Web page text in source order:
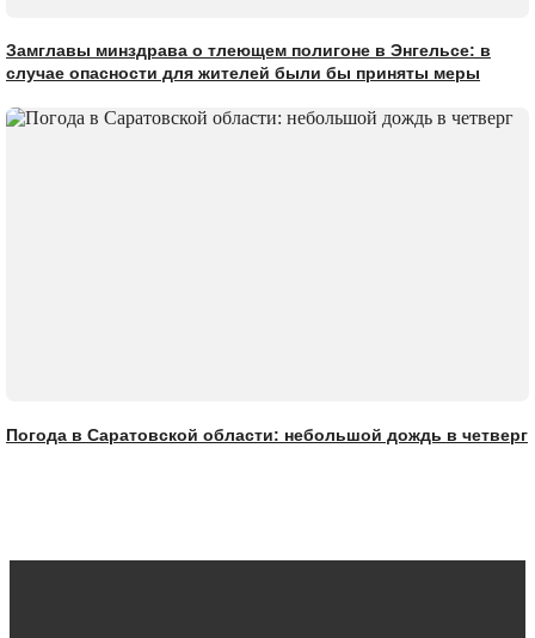
Замглавы минздрава о тлеющем полигоне в Энгельсе: в
случае опасности для жителей были бы приняты меры
Погода в Саратовской области: небольшой дождь в четверг